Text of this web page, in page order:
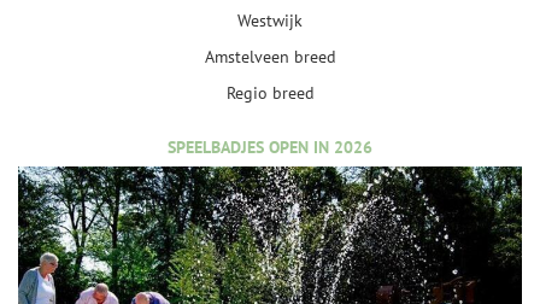
Westwijk
Amstelveen breed
Regio breed
SPEELBADJES OPEN IN 2026